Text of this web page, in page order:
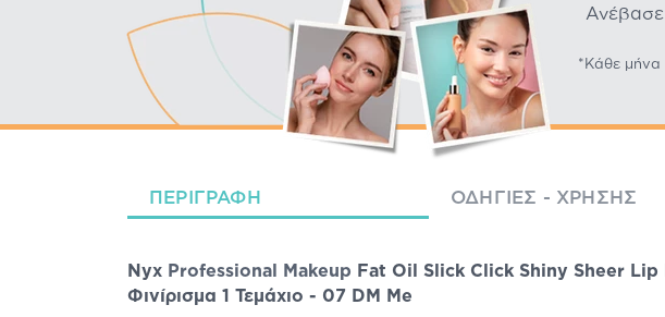
Ανέβασε
*Κάθε μήνα
ΠΕΡΙΓΡΑΦΉ ΟΔΗΓΊΕΣ - ΧΡΉΣΗΣ
Nyx Professional Makeup Fat Oil Slick Click Shiny Sheer
Φινίρισμα 1 Τεμάχιο - 07 DM Me